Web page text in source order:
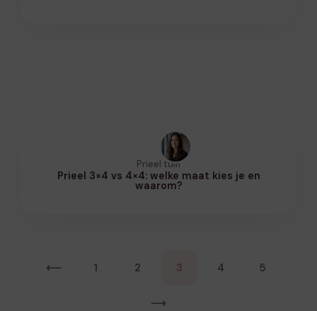
Prieel tuin
Prieel 3×4 vs 4×4: welke maat kies je en
waarom?
⟵ 1 2 3 4 5
⟶